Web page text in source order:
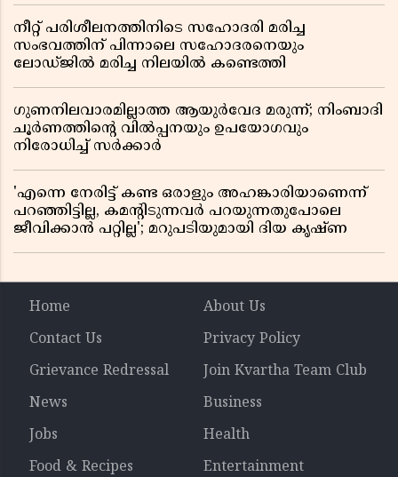
നീറ്റ് പരിശീലനത്തിനിടെ സഹോദരി മരിച്ച
സംഭവത്തിന് പിന്നാലെ സഹോദരനെയും
ലോഡ്ജിൽ മരിച്ച നിലയിൽ കണ്ടെത്തി
ഗുണനിലവാരമില്ലാത്ത ആയുർവേദ മരുന്ന്; നിംബാദി
ചൂർണത്തിൻ്റെ വിൽപ്പനയും ഉപയോഗവും
നിരോധിച്ച് സർക്കാർ
'എന്നെ നേരിട്ട് കണ്ട ഒരാളും അഹങ്കാരിയാണെന്ന്
പറഞ്ഞിട്ടില്ല, കമൻ്റിടുന്നവർ പറയുന്നതുപോലെ
ജീവിക്കാൻ പറ്റില്ല'; മറുപടിയുമായി ദിയ കൃഷ്ണ
Home
About Us
Contact Us
Privacy Policy
Grievance Redressal
Join Kvartha Team Club
News
Business
Jobs
Health
Food & Recipes
Entertainment